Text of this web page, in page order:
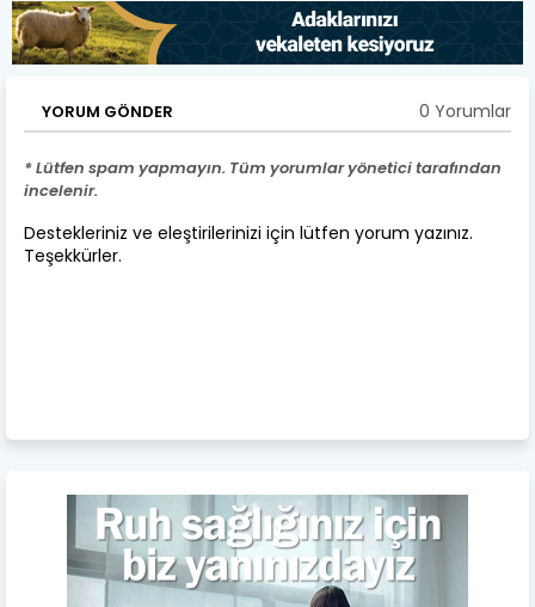
YORUM GÖNDER 0 Yorumlar
* Lütfen spam yapmayın. Tüm yorumlar yönetici tarafından
incelenir.
Destekleriniz ve eleştirilerinizi için lütfen yorum yazınız.
Teşekkürler.